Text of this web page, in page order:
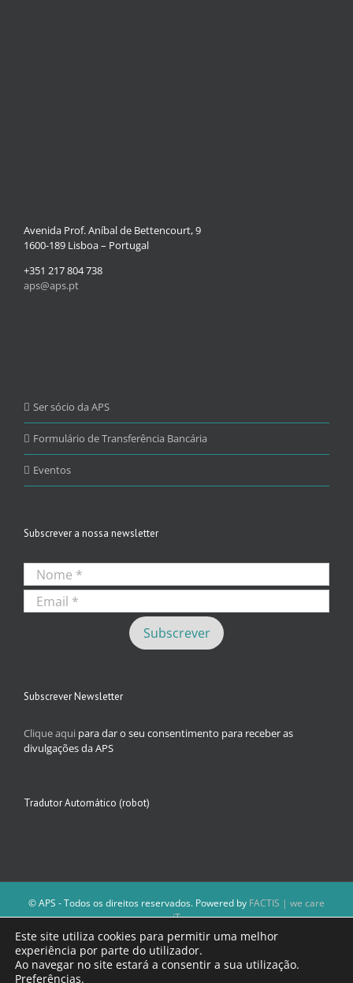
Avenida Prof. Aníbal de Bettencourt, 9
1600-189 Lisboa – Portugal
+351 217 804 738
aps@aps.pt
Ser sócio da APS
Formulário de Transferência Bancária
Eventos
Subscrever a nossa newsletter
Subscrever Newsletter
Clique aqui para dar o seu consentimento para receber as
divulgações da APS
Tradutor Automático (robot)
© APS - Todos os direitos reservados. Powered by FACTIS | we care
iT
A Direção da APS reserva-se o direito de não publicar conteúdos que
violem as leis nacionais.
Os textos assinados e as imagens depositadas são da inteira
Este site utiliza cookies para permitir uma melhor
experiência por parte do utilizador.
Ao navegar no site estará a consentir a sua utilização.
Preferências.